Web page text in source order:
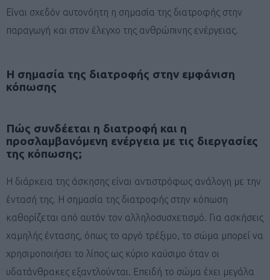
Είναι σχεδόν αυτονόητη η σημασία της διατροφής στην
παραγωγή και στον έλεγχο της ανθρώπινης ενέργειας.
Η σημασία της διατροφής στην εμφάνιση
κόπωσης
Πώς συνδέεται η διατροφή και η
προσλαμβανόμενη ενέργεια με τις διεργασίες
της κόπωσης;
Η διάρκεια της άσκησης είναι αντιστρόφως ανάλογη με την
έντασή της. Η σημασία της διατροφής στην κόπωση
καθορίζεται από αυτόν τον αλληλοσυσχετισμό. Για ασκήσεις
χαμηλής έντασης, όπως το αργό τρέξιμο, το σώμα μπορεί να
χρησιμοποιήσει το λίπος ως κύριο καύσιμο όταν οι
υδατάνθρακες εξαντλούνται. Επειδή το σώμα έχει μεγάλα